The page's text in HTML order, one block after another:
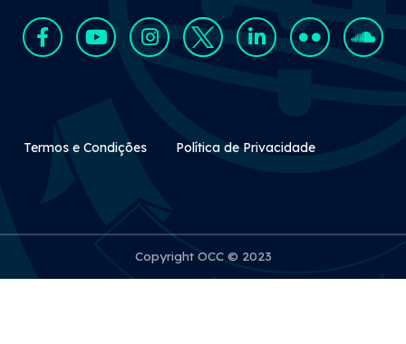
Rodapé Secundário
Termos e Condições Política de Privacidade
Copyright OCC © 2023